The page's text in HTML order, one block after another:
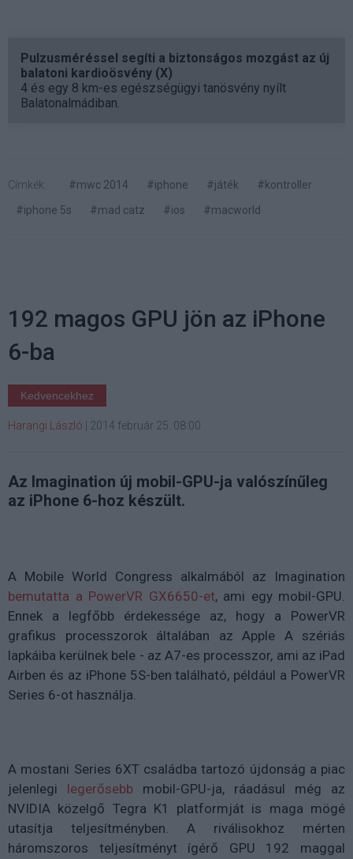
Pulzusméréssel segíti a biztonságos mozgást az új
balatoni kardioösvény (X)
4 és egy 8 km-es egészségügyi tanösvény nyílt
Balatonalmádiban.
Címkék: #mwc 2014 #iphone #játék
#kontroller
#iphone 5s
#mad catz #ios #macworld
192 magos GPU jön az iPhone
6-ba
Kedvencekhez
Harangi László 2014 február 25. 08:00
Az Imagination új mobil-GPU-ja valószínűleg
az iPhone 6-hoz készült.
A Mobile World Congress alkalmából az Imagination
bemutatta a PowerVR GX6650-et, ami egy mobil-GPU.
Ennek a legfőbb érdekessége az, hogy a PowerVR
grafikus processzorok általában az Apple A szériás
lapkáiba kerülnek bele - az A7-es processzor, ami az iPad
Airben és az iPhone 5S-ben található, például a PowerVR
Series 6-ot használja.
A mostani Series 6XT családba tartozó újdonság a piac
jelenlegi legerősebb mobil-GPU-ja, ráadásul még az
NVIDIA közelgő Tegra K1 platformját is maga mögé
utasítja teljesítményben. A riválisokhoz mérten
háromszoros teljesítményt ígérő GPU 192 maggal